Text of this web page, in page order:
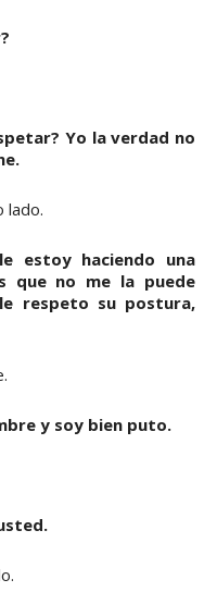
Yo la verdad no
lado.
estoy haciendo una
que no me la puede
respeto su postura,
y soy bien puto.